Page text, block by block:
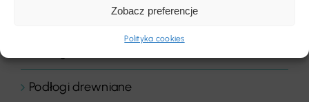
Zobacz preferencje
Polityka cookies
Podłogi drewniane